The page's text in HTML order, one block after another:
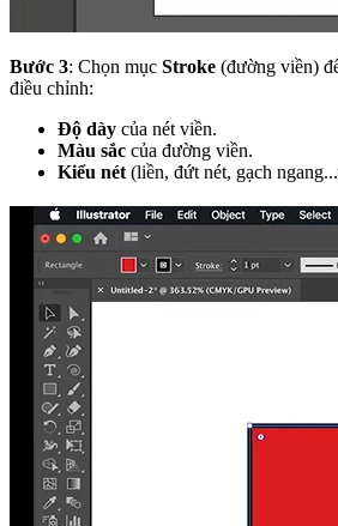
Bước 3: Chọn mục Stroke (đường viền)
điều chỉnh:
Độ dày của nét viền.
Màu sắc của đường viền.
Kiểu nét (liền, đứt nét, gạch